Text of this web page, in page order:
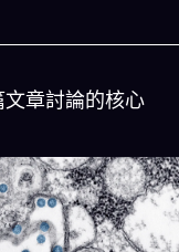
文章討論的核心